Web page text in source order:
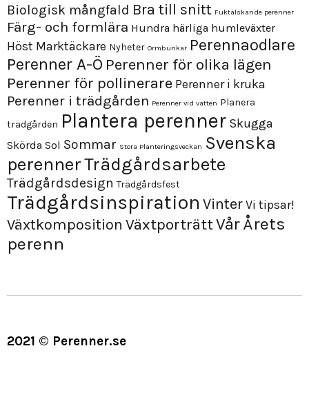
Biologisk mångfald Bra till snitt Fuktälskande perenner
Färg- och formlära Hundra härliga humleväxter
Höst Marktäckare Nyheter Ormbunkar Perennaodlare
Perenner A-Ö Perenner för olika lägen
Perenner för pollinerare Perenner i kruka
Perenner i trädgården Perenner vid vatten Planera
trädgården Plantera perenner Skugga
Skörda Sol Sommar Stora Planteringsveckan Svenska
perennerTrädgårdsarbete
Trädgårdsdesign Trädgårdsfest
Trädgårdsinspiration VinterVi tipsar!
Växtkomposition VäxtporträttVårÅrets
perenn
2021 © Perenner.se